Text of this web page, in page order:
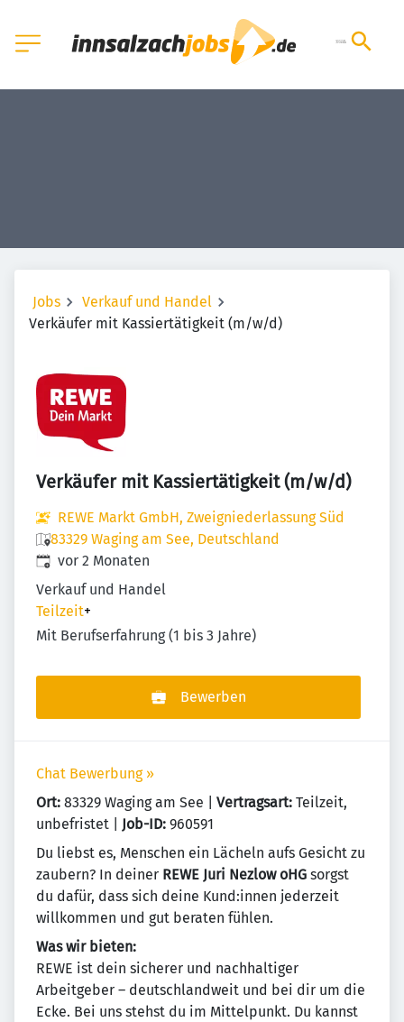
Jobs
Verkauf und Handel
Verkäufer mit Kassiertätigkeit (m/w/d)
Verkäufer mit Kassiertätigkeit (m/w/d)
REWE Markt GmbH, Zweigniederlassung Süd
83329 Waging am See, Deutschland
Veröffentlicht:
vor 2 Monaten
Verkauf und Handel
Teilzeit+
Mit Berufserfahrung (1 bis 3 Jahre)
Bewerben
Chat Bewerbung »
Ort: 83329 Waging am See | Vertragsart: Teilzeit,
unbefristet | Job-ID: 960591
Du liebst es, Menschen ein Lächeln aufs Gesicht zu
zaubern? In deiner REWE Juri Nezlow oHG sorgst
du dafür, dass sich deine Kund:innen jederzeit
willkommen und gut beraten fühlen.
Was wir bieten:
REWE ist dein sicherer und nachhaltiger
Arbeitgeber – deutschlandweit und bei dir um die
Ecke. Bei uns stehst du im Mittelpunkt. Du kannst